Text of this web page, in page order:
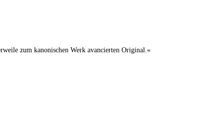
zum kanonischen Werk avancierten Original.«